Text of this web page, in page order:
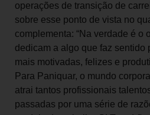
operações de transição de
sobre esse ponto de vista no
complementa: “Na verdade é o
dedicam a algo que faz sentido
mais motivadas, felizes e
Para Paniquar, o mundo
atrai tantos profissionais
passadas por uma série de